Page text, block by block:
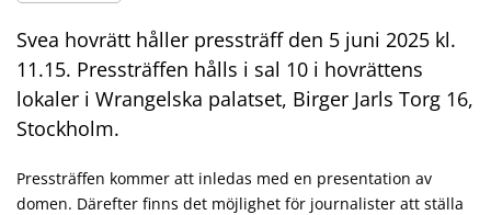
Svea hovrätt håller pressträff den 5 juni 2025 kl.
11.15. Pressträffen hålls i sal 10 i hovrättens
lokaler i Wrangelska palatset, Birger Jarls Torg 16,
Stockholm.
Pressträffen kommer att inledas med en presentation av
domen. Därefter finns det möjlighet för journalister att ställa